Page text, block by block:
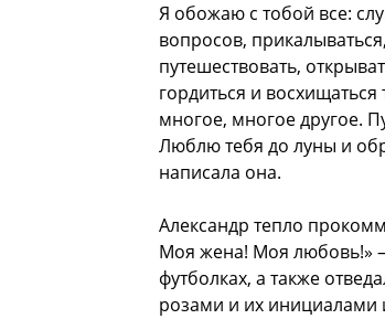
Я обожаю с тобой все:
вопросов,
путешествовать,
гордиться и
многое, многое другое.
Люблю тебя до луны и
написала она.
Александр тепло
Моя жена! Моя любовь!»
футболках, а также
розами и их инициалами